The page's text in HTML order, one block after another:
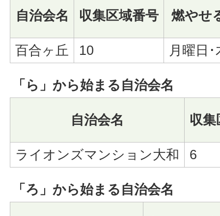
自治会名 収集区域番号 燃やせ
百合ヶ丘 10 月曜日
「ら」から始まる自治会名
自治会名 収集
ライオンズマンション大和 6
「ろ」から始まる自治会名